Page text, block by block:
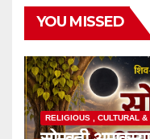
YOU MISSED
RELIGIOUS , CULTURAL